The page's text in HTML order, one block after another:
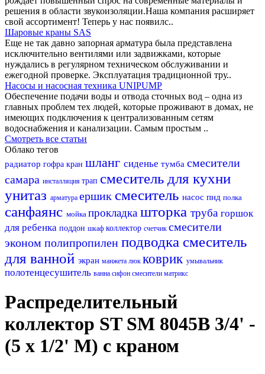
решения в области звукоизоляции.Наша компания расширяет
свой ассортимент! Теперь у нас появилс..
Шаровые краны SAS
Еще не так давно запорная арматура была представлена
исключительно вентилями или задвижками, которые
нуждались в регулярном техническом обслуживании и
ежегодной проверке. Эксплуатация традиционной тру..
Насосы и насосная техника UNIPUMP
Обеспечение подачи воды и отвода сточных вод – одна из
главных проблем тех людей, которые проживают в домах, не
имеющих подключения к централизованным сетям
водоснабжения и канализации. Самым простым ..
Смотреть все статьи
Облако тегов
радиатор гофра кран шланг сиденье тумба смесители
самара инсталляция трап смеситель для кухни
унитаз арматура ершик смеситель насос пнд полка
санфаянс мойка прокладка шторка труба горшок
для ребенка поддон шкаф коллектор счетчик смесители
эконом полипропилен подводка смеситель
для ванной экран манжета люк коврик умывальник
полотенцесушитель ванна сифон смесители матрикс
Распределительный
коллектор ST SM 8045B 3/4' -
(5 x 1/2' M) с краном